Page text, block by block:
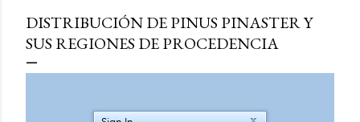
DISTRIBUCIÓN DE PINUS PINASTER Y
SUS REGIONES DE PROCEDENCIA